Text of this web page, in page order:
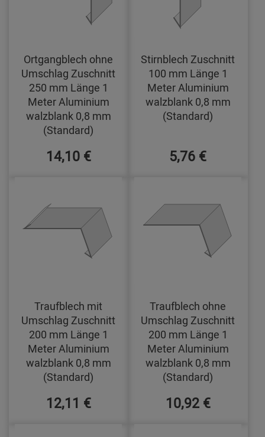
Ortgangblech ohne
Umschlag Zuschnitt
250 mm Länge 1
Meter Aluminium
walzblank 0,8 mm
(Standard)
14,10 €
Stirnblech Zuschnitt
100 mm Länge 1
Meter Aluminium
walzblank 0,8 mm
(Standard)
5,76 €
Traufblech mit
Umschlag Zuschnitt
200 mm Länge 1
Meter Aluminium
walzblank 0,8 mm
(Standard)
12,11 €
Traufblech ohne
Umschlag Zuschnitt
200 mm Länge 1
Meter Aluminium
walzblank 0,8 mm
(Standard)
10,92 €